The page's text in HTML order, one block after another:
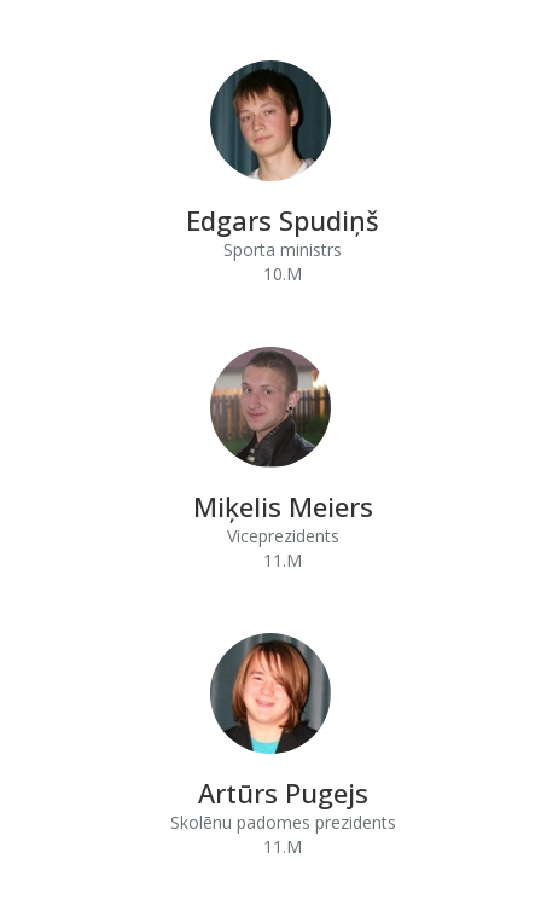
Edgars Spudiņš
Sporta ministrs
10.M
Miķelis Meiers
Viceprezidents
11.M
Artūrs Pugejs
Skolēnu padomes prezidents
11.M